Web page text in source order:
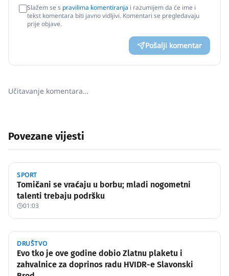
Slažem se s pravilima komentiranja i razumijem da će ime i
tekst komentara biti javno vidljivi. Komentari se pregledavaju
prije objave.
Pošalji komentar
Učitavanje komentara…
Povezane vijesti
SPORT
Tomičani se vraćaju u borbu; mladi nogometni
talenti trebaju podršku
01:03
DRUŠTVO
Evo tko je ove godine dobio Zlatnu plaketu i
zahvalnice za doprinos radu HVIDR-e Slavonski